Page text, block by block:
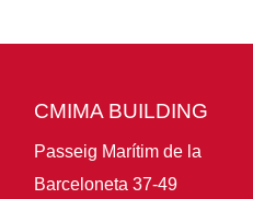
CMIMA BUILDING
Passeig Marítim de la
Barceloneta 37-49